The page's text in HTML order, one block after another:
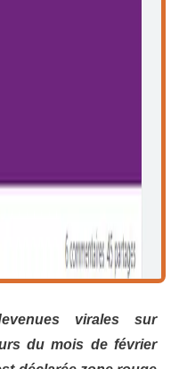
virales sur
du mois de février